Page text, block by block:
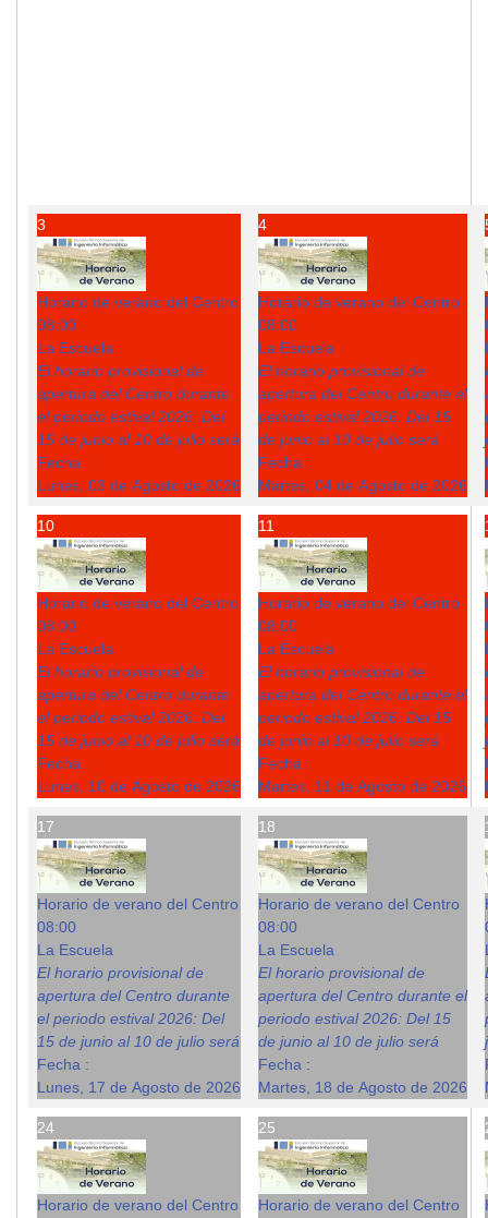
3
Horario de verano del Centro
08:00
La Escuela
El horario provisional de
apertura del Centro durante
el periodo estival 2026: Del
15 de junio al 10 de julio será
Fecha :
Lunes, 03 de Agosto de 2026
4
Horario de verano del Centro
08:00
La Escuela
El horario provisional de
apertura del Centro durante el
periodo estival 2026: Del 15
de junio al 10 de julio será
Fecha :
Martes, 04 de Agosto de 2026
10
Horario de verano del Centro
08:00
La Escuela
El horario provisional de
apertura del Centro durante
el periodo estival 2026: Del
15 de junio al 10 de julio será
Fecha :
Lunes, 10 de Agosto de 2026
11
Horario de verano del Centro
08:00
La Escuela
El horario provisional de
apertura del Centro durante el
periodo estival 2026: Del 15
de junio al 10 de julio será
Fecha :
Martes, 11 de Agosto de 2026
17
Horario de verano del Centro
08:00
La Escuela
El horario provisional de
apertura del Centro durante
el periodo estival 2026: Del
15 de junio al 10 de julio será
Fecha :
Lunes, 17 de Agosto de 2026
18
Horario de verano del Centro
08:00
La Escuela
El horario provisional de
apertura del Centro durante el
periodo estival 2026: Del 15
de junio al 10 de julio será
Fecha :
Martes, 18 de Agosto de 2026
24
Horario de verano del Centro
25
Horario de verano del Centro